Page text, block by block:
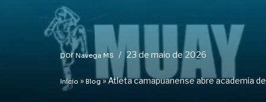
porNavega MS 23 de maio de 2026
Início » Blog»Atleta camapuanense abre academia